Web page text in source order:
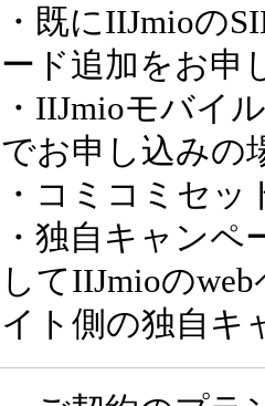
・既にIIJmioの
ード追加をお申
・IIJmioモバイ
でお申し込みの
・コミコミセ
・独自キャン
してIIJmioの
イト側の独自キ